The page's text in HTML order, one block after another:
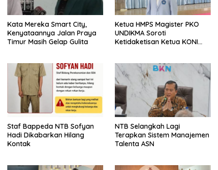
Kata Mereka Smart City,
Kenyataannya Jalan Praya
Timur Masih Gelap Gulita
Ketua HMPS Magister PKO
UNDIKMA Soroti
Ketidaketisan Ketua KONI
Arena Kepentingan Sesaat
Staf Bappeda NTB Sofyan
Hadi Dikabarkan Hilang
Kontak
NTB Selangkah Lagi
Terapkan Sistem Manajemen
Talenta ASN